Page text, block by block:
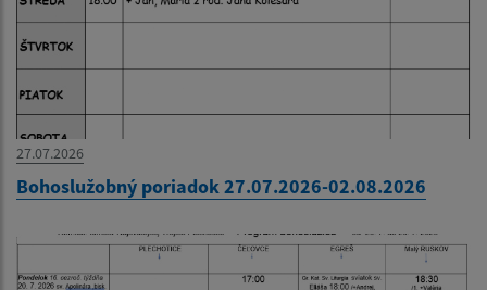
27.07.2026
Bohoslužobný poriadok 27.07.2026-02.08.2026